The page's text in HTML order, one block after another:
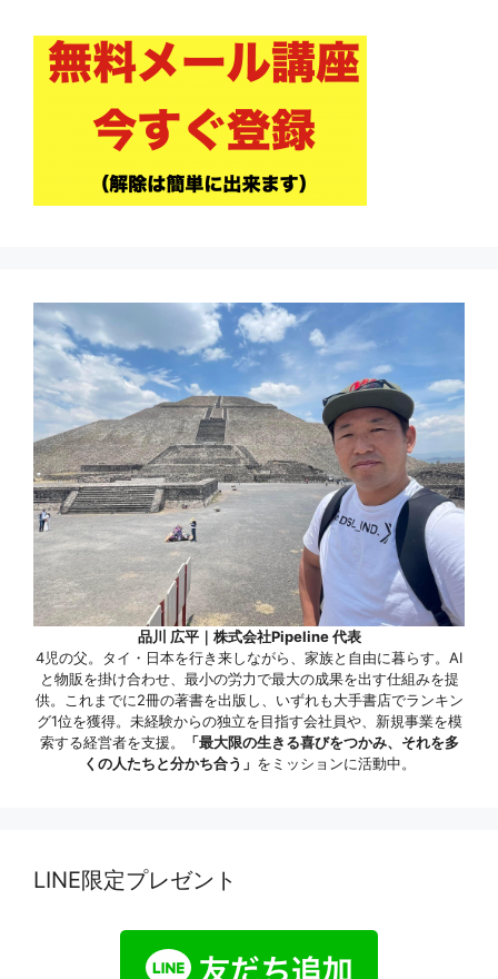
品川 広平｜株式会社Pipeline 代表
4児の父。タイ・日本を行き来しながら、家族と自由に暮らす。AI
と物販を掛け合わせ、最小の労力で最大の成果を出す仕組みを提
供。これまでに2冊の著書を出版し、いずれも大手書店でランキン
グ1位を獲得。未経験からの独立を目指す会社員や、新規事業を模
索する経営者を支援。
「最大限の生きる喜びをつかみ、それを多
くの人たちと分かち合う」 をミッションに活動中。
LINE限定プレゼント